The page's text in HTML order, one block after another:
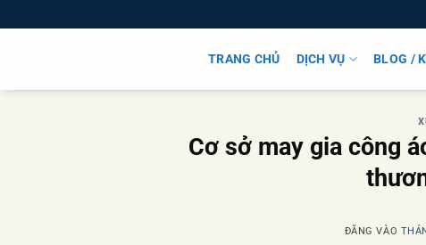
qua
TRANG CHỦ DỊCH VỤ BLOG /
Cơ sở may gia công
ĐĂNG VÀO